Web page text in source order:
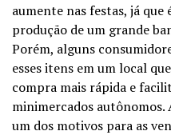
aumente nas festas, já
produção de um grande
Porém, alguns
esses itens em um local
compra mais rápida e
minimercados autônomos.
um dos motivos para as